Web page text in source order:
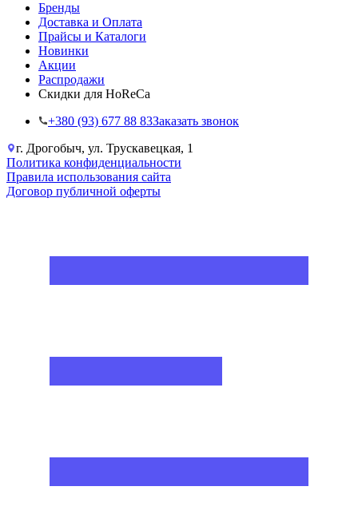
Бренды
Доставка и Оплата
Прайсы и Каталоги
Новинки
Акции
Распродажи
Скидки для HoReCa
+38‎0 (93) 677 88 83Заказать звонок
г. Дрогобыч, ул. Трускавецкая, 1
Политика конфиденциальности
Правила использования сайта
Договор публичной оферты